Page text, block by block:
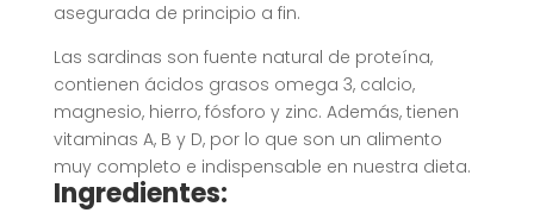
asegurada de principio a fin.
Las sardinas son fuente natural de proteína,
contienen ácidos grasos omega 3, calcio,
magnesio, hierro, fósforo y zinc. Además, tienen
vitaminas A, B y D, por lo que son un alimento
muy completo e indispensable en nuestra dieta.
Ingredientes: